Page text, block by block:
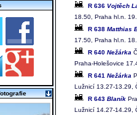
R 636 Vojtěch
18.50, Praha hl.n.
R 638 Matthias
17.50, Praha hl.n.
R 640 Nežárka
Praha-Holešovice
R 641 Nežárka
Lužnicí 13.27-13.29,
R 643 Blaník
Lužnicí 14.27-14.29,